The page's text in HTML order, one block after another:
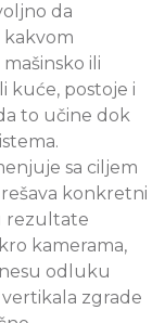
da
ili
kuće, postoje i
to učine dok
sa ciljem
konkretni
rezultate
kamerama,
odluku
zgrade